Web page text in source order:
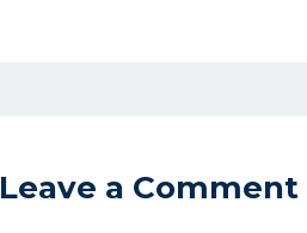
Leave a Comment